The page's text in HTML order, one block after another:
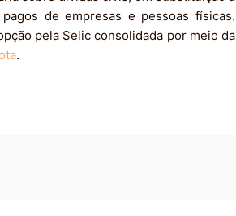
de empresas e pessoas físicas.
pela Selic consolidada por meio da
.